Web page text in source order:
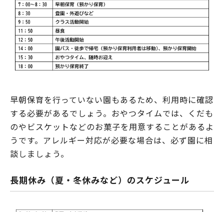
早朝保育を行っていない園もあるため、利用時に確認
する必要があるでしょう。おやつタイムでは、くだも
のやビスケットなどのお菓子を用意することがあるよ
うです。アレルギー対応が必要な場合は、必ず園に相
談しましょう。
長期休み（夏・冬休みなど）のスケジュール